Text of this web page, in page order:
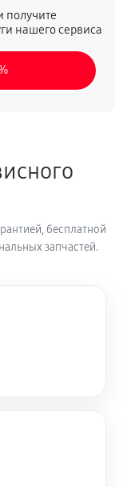
получите
нашего сервиса
бесплатной
запчастей.